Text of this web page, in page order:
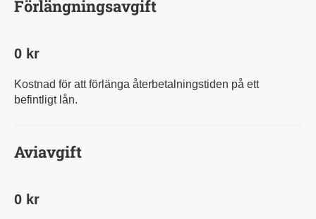
Förlängningsavgift
0 kr
Kostnad för att förlänga återbetalningstiden på ett
befintligt lån.
Aviavgift
0 kr